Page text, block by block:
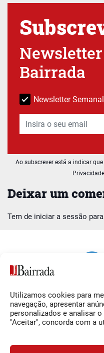
Utilizamos cookies para
navegação, apresentar
personalizados e analisar
"Aceitar", concorda com a
Deixar um
Tem de iniciar a sessão
Bairrada
Newsletter Semanal
Ao subscrever está a indicar
Siga-nos
Facebook